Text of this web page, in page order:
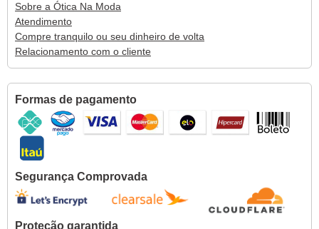
Sobre a Ótica Na Moda
Atendimento
Compre tranquilo ou seu dinheiro de volta
Relacionamento com o cliente
Formas de pagamento
Segurança Comprovada
Proteção garantida